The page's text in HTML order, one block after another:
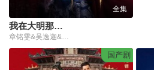
全集
我在大明那些年1：洪武篇
章铭雯&吴逸迦&韩清樾
国产剧